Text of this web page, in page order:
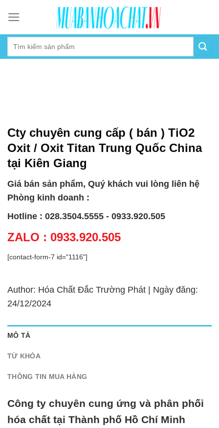
content
Cty chuyên cung cấp ( bán ) TiO2
Oxit / Oxit Titan Trung Quốc China
tại Kiên Giang
Giá bán sản phẩm, Quý khách vui lòng liên hệ
Phòng kinh doanh :
Hotline : 028.3504.5555 - 0933.920.505
ZALO : 0933.920.505
[contact-form-7 id="1116"]
Author: Hóa Chất Đắc Trường Phát | Ngày đăng:
24/12/2024
MÔ TẢ
TỪ KHÓA
THÔNG TIN MUA HÀNG
Công ty chuyên cung ứng và phân phối
hóa chất tại Thành phố Hồ Chí Minh